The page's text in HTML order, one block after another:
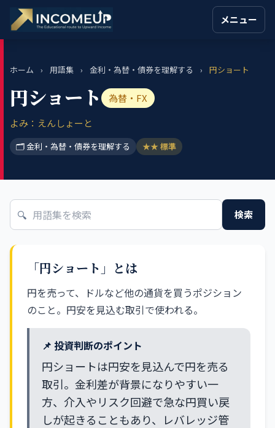
メニュー
ホーム › 用語集 › 金利・為替・債券を理解する › 円ショート
円ショート
為替・FX
よみ：えんしょーと
🗂 金利・為替・債券を理解する ★★ 標準
🔍 検索
「円ショート」とは
円を売って、ドルなど他の通貨を買うポジション
のこと。円安を見込む取引で使われる。
📌 投資判断のポイント
円ショートは円安を見込んで円を売る
取引。金利差が背景になりやすい一
方、介入やリスク回避で急な円買い戻
しが起きることもあり、レバレッジ管